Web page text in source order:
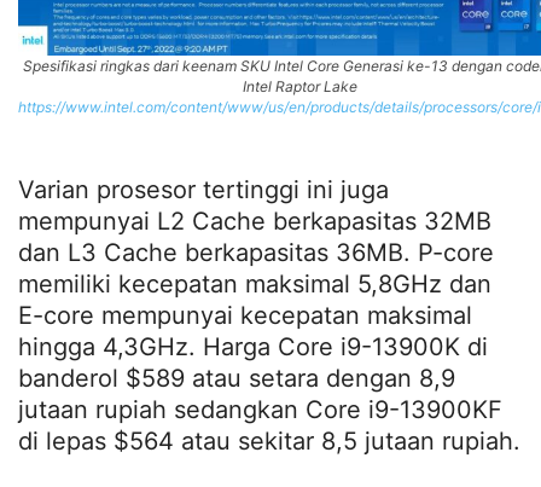
Spesifikasi ringkas dari keenam SKU Intel Core Generasi ke-13 dengan
Intel Raptor Lake
https://www.intel.com/content/www/us/en/products/details/processors/core/
Varian prosesor tertinggi ini juga
mempunyai L2 Cache berkapasitas 32MB
dan L3 Cache berkapasitas 36MB. P-core
memiliki kecepatan maksimal 5,8GHz dan
E-core mempunyai kecepatan maksimal
hingga 4,3GHz. Harga Core i9-13900K di
banderol $589 atau setara dengan 8,9
jutaan rupiah sedangkan Core i9-13900KF
di lepas $564 atau sekitar 8,5 jutaan rupiah.